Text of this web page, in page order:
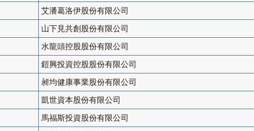
艾潘葛洛伊股份有限公司
山下見共創股份有限公司
水龍頭控股股份有限公司
鎧興投資控股股份有限公司
昶均健康事業股份有限公司
凱世資本股份有限公司
馬福斯投資股份有限公司